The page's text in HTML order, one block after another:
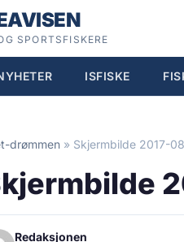
SPORTSFISKERE
ISFISKE
drømmen » Skjermbilde 2017-
Redaksjonen